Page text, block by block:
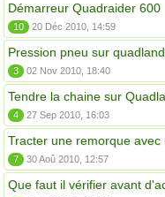
Démarreur Quadraider 600
10 20 Déc 2010, 14:59
Pression pneu sur
3 02 Nov 2010, 18:40
Tendre la chaine sur
4 27 Sep 2010, 16:03
Tracter une remorque avec
7 30 Aoû 2010, 12:57
Que faut il vérifier avant